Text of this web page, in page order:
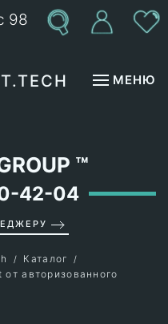
98
МЕНЮ
™
42-04
Каталог
авторизованного